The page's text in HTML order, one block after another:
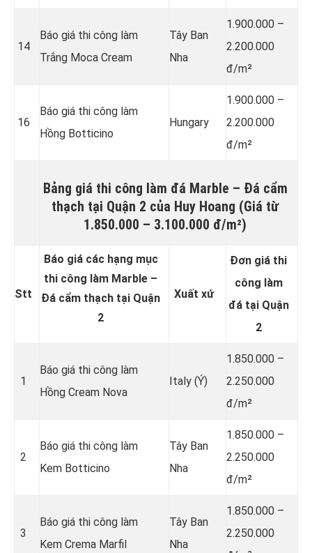
14
Báo giá thi công làm
Trắng Moca Cream
Tây Ban
Nha
1.900.000 –
2.200.000
đ/m²
16
Báo giá thi công làm
Hồng Botticino
Hungary
1.900.000 –
2.200.000
đ/m²
Bảng giá thi công làm đá Marble – Đá cẩm
thạch tại Quận 2 của Huy Hoang (Giá từ
1.850.000 – 3.100.000 đ/m²)
Stt
Báo giá các hạng mục
thi công làm Marble –
Đá cẩm thạch tại Quận
2
Xuất xứ
Đơn giá thi
công làm
đá tại Quận
2
1
Báo giá thi công làm
Hồng Cream Nova
Italy (Ý)
1.850.000 –
2.250.000
đ/m²
2
Báo giá thi công làm
Kem Botticino
Tây Ban
Nha
1.850.000 –
2.250.000
đ/m²
3
Báo giá thi công làm
Kem Crema Marfil
Tây Ban
Nha
1.850.000 –
2.250.000